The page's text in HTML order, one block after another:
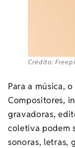
Crédito:
Para a música,
Compositores,
gravadoras,
coletiva podem
sonoras, letras,